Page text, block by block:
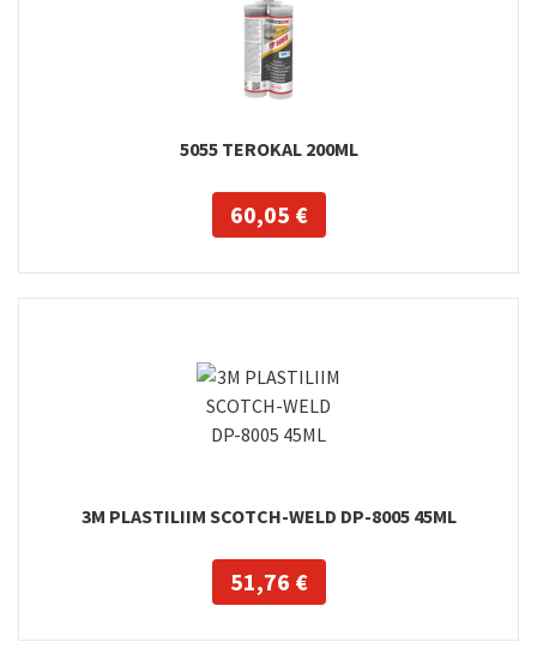
5055 TEROKAL 200ML
60,05 €
3M PLASTILIIM SCOTCH-WELD DP-8005 45ML
51,76 €